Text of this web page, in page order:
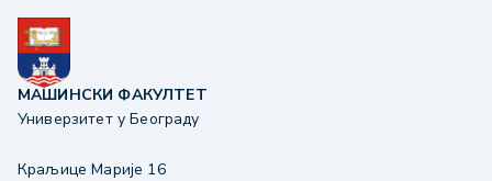
МАШИНСКИ ФАКУЛТЕТ
Универзитет у Београду
Краљице Марије 16